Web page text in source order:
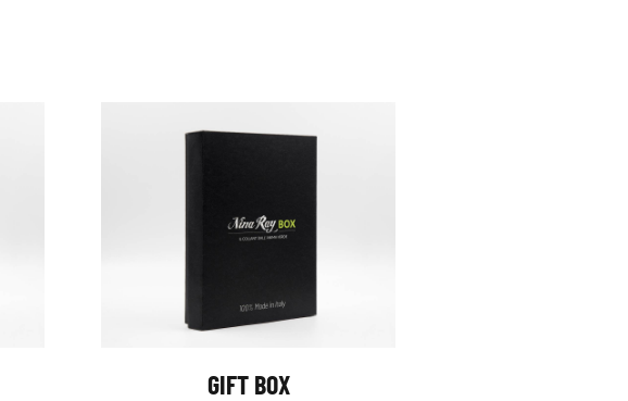
GIFT BOX